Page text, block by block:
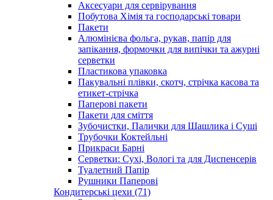
Аксесуари для сервірування
Побутова Хімія та господарські товари
Пакети
Алюмінієва фольга, рукав, папір для
запікання, формочки для випічки та ажурні
серветки
Пластикова упаковка
Пакувальні плівки, скотч, стрічка касова та
етикет-стрічка
Паперові пакети
Пакети для сміття
Зубочистки, Палички для Шашлика і Суші
Трубочки Коктейльні
Прикраси Барні
Серветки: Сухі, Вологі та для Диспенсерів
Туалетний Папір
Рушники Паперові
Кондитерські цехи (71)